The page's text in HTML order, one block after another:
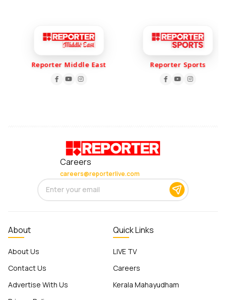
Reporter Middle East Reporter Sports
Careers
careers@reporterlive.com
About
About Us
Contact Us
Advertise With Us
Quick Links
LIVE TV
Careers
Kerala Mahayudham